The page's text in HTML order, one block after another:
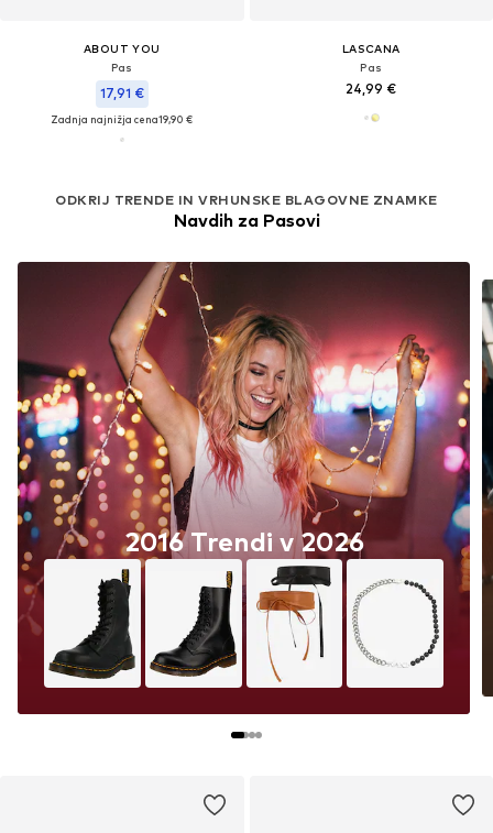
ABOUT YOU
Pas
17,91 €
Zadnja najnižja cena19,90 €
LASCANA
Pas
24,99 €
ODKRIJ TRENDE IN VRHUNSKE BLAGOVNE ZNAMKE
Navdih za Pasovi
2016 Trendi v 2026